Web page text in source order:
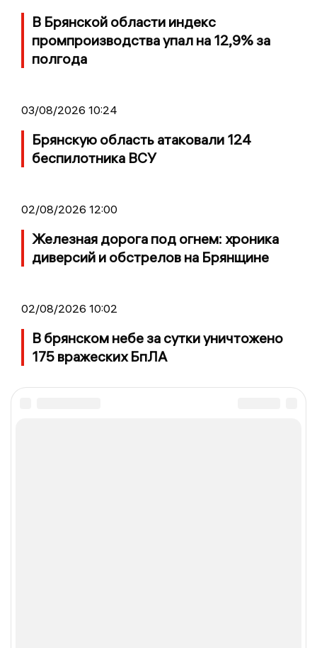
В Брянской области индекс
промпроизводства упал на 12,9% за
полгода
03/08/2026 10:24
Брянскую область атаковали 124
беспилотника ВСУ
02/08/2026 12:00
Железная дорога под огнем: хроника
диверсий и обстрелов на Брянщине
02/08/2026 10:02
В брянском небе за сутки уничтожено
175 вражеских БпЛА